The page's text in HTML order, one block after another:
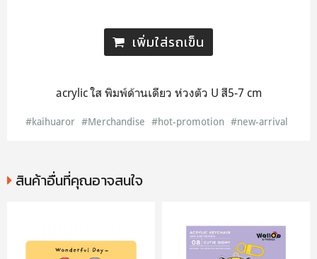
เพิ่มใส่รถเข็น
acrylic ใส พิมพ์ด้านเดียว ห่วงตัว U สี5-7 cm
#kaihuaror #Merchandise #hot-promotion #new-arrival
สินค้าอื่นที่คุณอาจสนใจ